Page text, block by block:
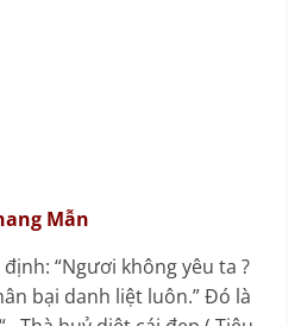
Mẫn
“Ngươi không yêu ta ?
bại danh liệt luôn.” Đó là